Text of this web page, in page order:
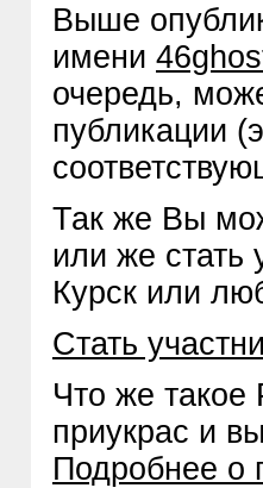
Выше
имени
очередь,
публикации
Так же Вы
или же стать
Курск или
Стать
Что же такое
приукрас и
Подробнее о